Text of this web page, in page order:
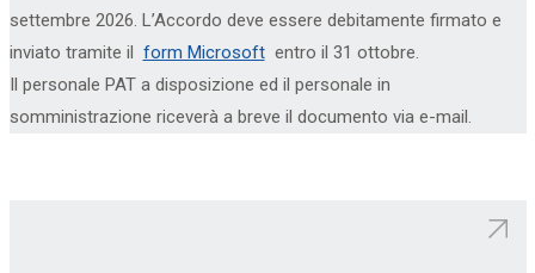
settembre 2026. L’Accordo deve essere debitamente firmato e
inviato tramite il form Microsoft entro il 31 ottobre.
Il personale PAT a disposizione ed il personale in
somministrazione riceverà a breve il documento via e-mail.